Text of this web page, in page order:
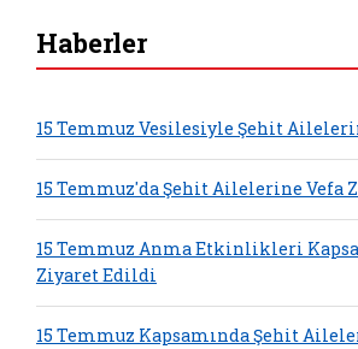
Haberler
15 Temmuz Vesilesiyle Şehit
15 Temmuz'da Şehit Ailelerine Vefa
15 Temmuz Anma Etkinlikleri
Ziyaret Edildi
15 Temmuz Kapsamında Şehit